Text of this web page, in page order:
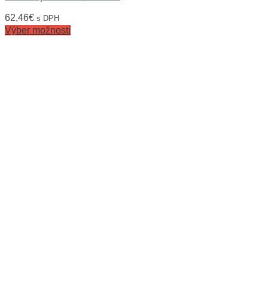
62,46€ s DPH
Výber možností